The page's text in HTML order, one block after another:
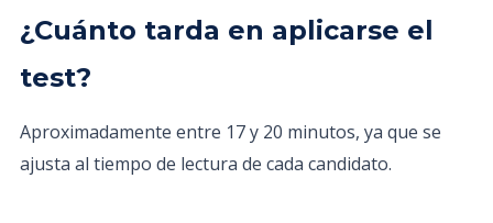
¿Cuánto tarda en aplicarse el
test?
Aproximadamente entre 17 y 20 minutos, ya que se
ajusta al tiempo de lectura de cada candidato.